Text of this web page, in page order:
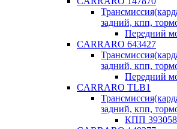
задний, кпп,
Передний
CARRARO 643427
задний, кпп,
Передний
CARRARO TLB1
задний, кпп,
КПП 393058